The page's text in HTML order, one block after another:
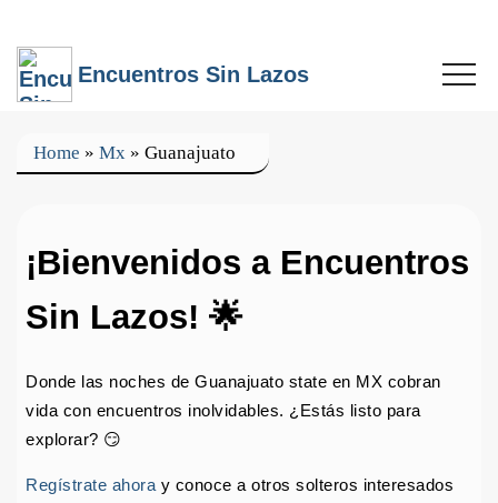
Encuentros Sin Lazos
Home » Mx » Guanajuato
¡Bienvenidos a Encuentros
Sin Lazos! 🌟
Donde las noches de Guanajuato state en MX cobran
vida con encuentros inolvidables. ¿Estás listo para
explorar? 😏
Regístrate ahora y conoce a otros solteros interesados